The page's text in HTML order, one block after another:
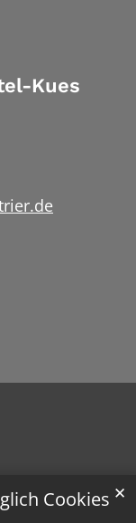
Cookies ✕
Kues